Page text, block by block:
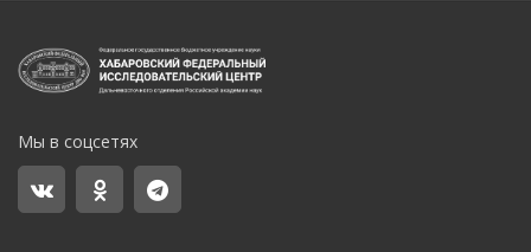
Мы в соцсетях